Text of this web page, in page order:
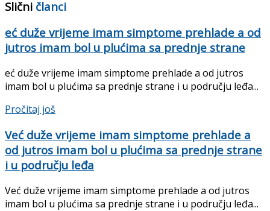
Slični članci
eć duže vrijeme imam simptome prehlade a od
jutros imam bol u plućima sa prednje strane
eć duže vrijeme imam simptome prehlade a od jutros
imam bol u plućima sa prednje strane i u području leđa...
Pročitaj još
Već duže vrijeme imam simptome prehlade a
od jutros imam bol u plućima sa prednje strane
i u području leđa
Već duže vrijeme imam simptome prehlade a od jutros
imam bol u plućima sa prednje strane i u području leđa...